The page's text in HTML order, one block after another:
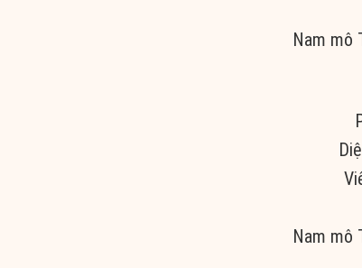
Nam mô
Nam mô